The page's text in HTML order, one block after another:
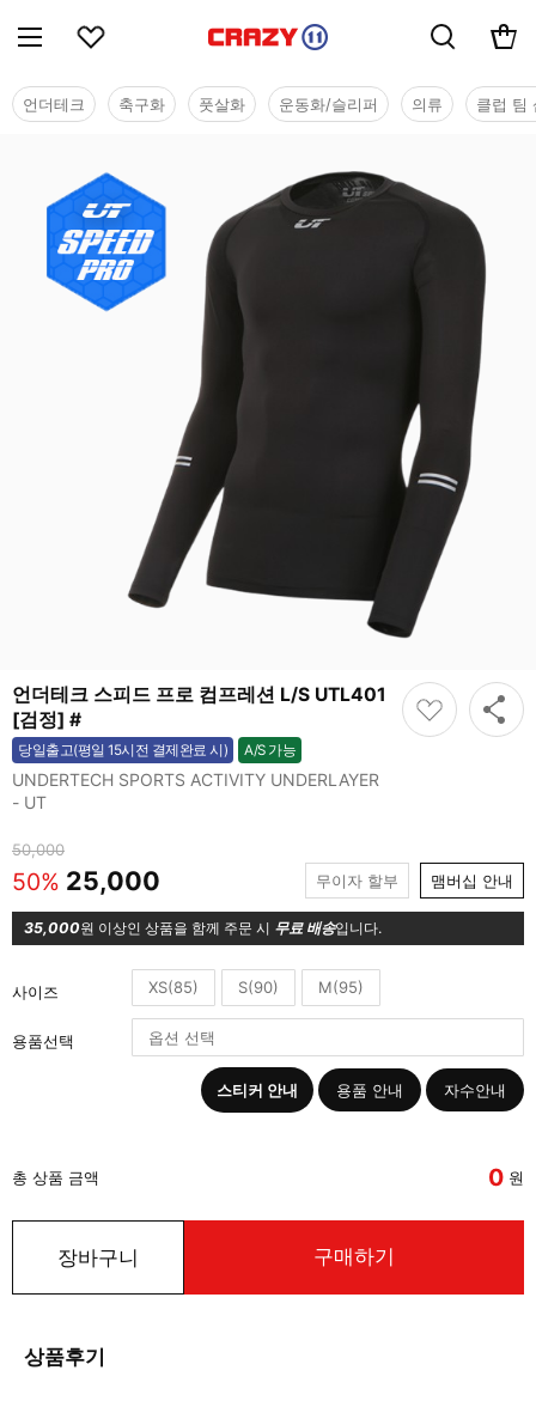
언더테크 축구화 풋살화 운동화/슬리퍼 의류 클럽 팀
언더테크 스피드 프로 컴프레션 L/S UTL401
[검정] #
당일출고(평일 15시전 결제완료 시) A/S 가능
가능
UNDERTECH SPORTS ACTIVITY UNDERLAYER
- UT
50,000
50% 25,000 무이자 할부 맴버십 안내
35,000원 이상인 상품을 함께 주문 시 무료 배송입니다.
사이즈 XS(85) S(90) M(95)
용품선택
스티커 안내 용품 안내 자수안내
총 상품 금액 0 원
장바구니 구매하기
상품후기